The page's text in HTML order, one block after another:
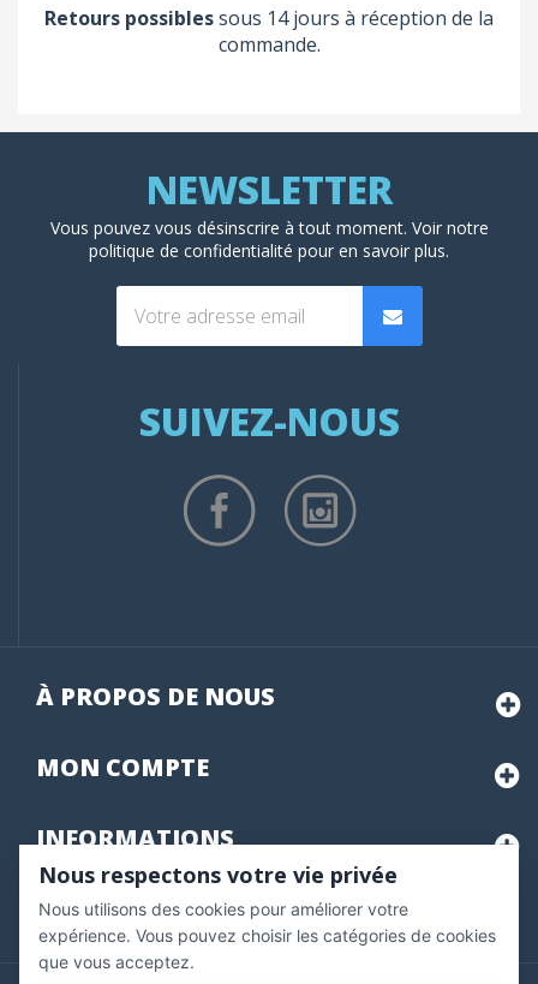
Retours possiblessous 14 jours à réception de la
commande.
Vous pouvez vous désinscrire à tout moment. Voir notre
politique de confidentialité pour en savoir plus.
SUIVEZ-NOUS
À PROPOS DE NOUS
MON COMPTE
INFORMATIONS
Marchand approuvé par la Société des Avis Garantis,
pour vérifier .
Nous respectons votre vie privée
Nous utilisons des cookies pour améliorer votre
expérience. Vous pouvez choisir les catégories de cookies
que vous acceptez.